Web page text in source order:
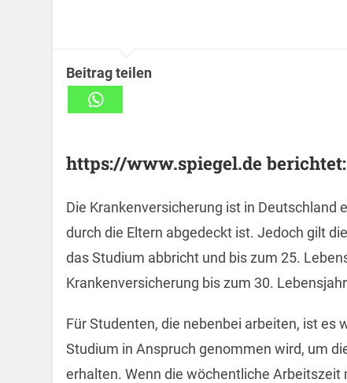
Beitrag teilen
https://www.spiegel.de berichtet:
Die Krankenversicherung ist in Deutschland
durch die Eltern abgedeckt ist. Jedoch gilt
das Studium abbricht und bis zum 25.
Krankenversicherung bis zum 30.
Für Studenten, die nebenbei arbeiten, ist
Studium in Anspruch genommen wird, um
erhalten. Wenn die wöchentliche